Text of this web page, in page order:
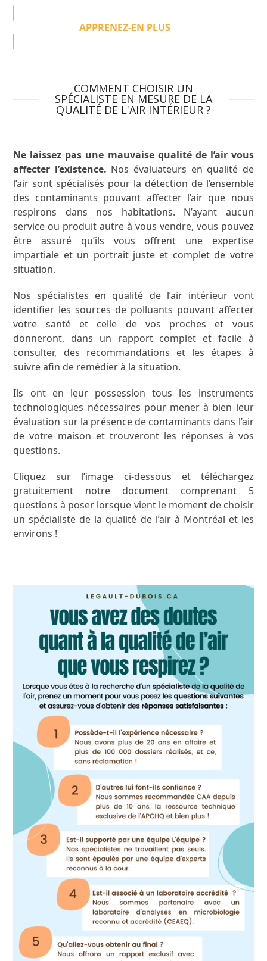
APPRENEZ-EN PLUS
COMMENT CHOISIR UN
SPÉCIALISTE EN MESURE DE LA
QUALITÉ DE L'AIR INTÉRIEUR ?
Ne laissez pas une mauvaise qualité de l’air vous
affecter l’existence. Nos évaluateurs en qualité de
l’air sont spécialisés pour la détection de l’ensemble
des contaminants pouvant affecter l’air que nous
respirons dans nos habitations. N’ayant aucun
service ou produit autre à vous vendre, vous pouvez
être assuré qu’ils vous offrent une expertise
impartiale et un portrait juste et complet de votre
situation.
Nos spécialistes en qualité de l’air intérieur vont
identifier les sources de polluants pouvant affecter
votre santé et celle de vos proches et vous
donneront, dans un rapport complet et facile à
consulter, des recommandations et les étapes à
suivre afin de remédier à la situation.
Ils ont en leur possession tous les instruments
technologiques nécessaires pour mener à bien leur
évaluation sur la présence de contaminants dans l’air
de votre maison et trouveront les réponses à vos
questions.
Cliquez sur l’image ci-dessous et téléchargez
gratuitement notre document comprenant 5
questions à poser lorsque vient le moment de choisir
un spécialiste de la qualité de l’air à Montréal et les
environs !